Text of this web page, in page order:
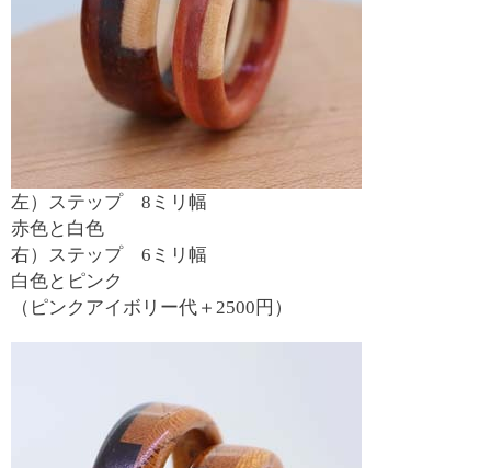
左）ステップ 8ミリ幅
赤色と白色
右）ステップ 6ミリ幅
白色とピンク
（ピンクアイボリー代＋2500円）